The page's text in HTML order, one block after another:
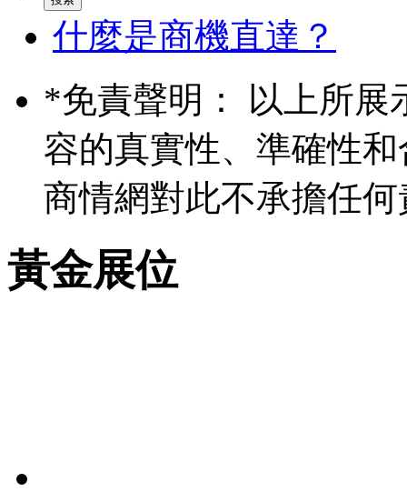
什麼是商機直達？
*免責聲明： 以上所展
容的真實性、準確性
商情網對此不承擔任何
黃金展位